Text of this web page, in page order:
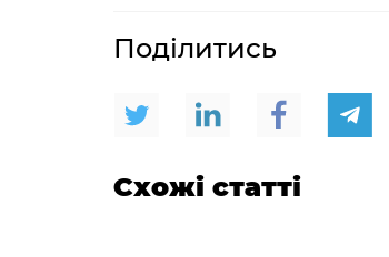
Поділитись
Схожі статті